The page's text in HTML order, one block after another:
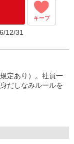
支給なし
キープ
12/31
定あり）。社員一
だしなみルールを
前払い制度」を導